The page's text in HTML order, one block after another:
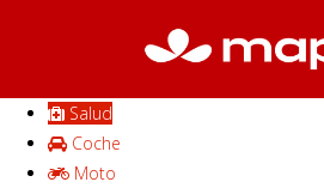
Salud
Coche
Moto